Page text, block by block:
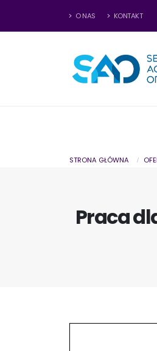
O NAS KONTAKT
STRONA GŁÓWNA
Praca